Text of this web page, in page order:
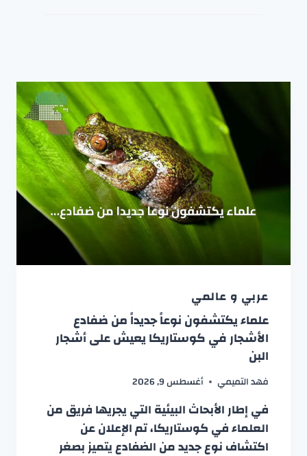
عربي و عالمي
علماء يكتشفون نوعاً جديداً من ضفادع
الأشجار في كوستاريكا يعيش على أشجار
البن
فهد التميمي أغسطس 9, 2026
في إطار الأبحاث البيئية التي يجريها فريق من
العلماء في كوستاريكا، تم الإعلان عن
اكتشاف نوع جديد من الضفادع يتميز بصغر